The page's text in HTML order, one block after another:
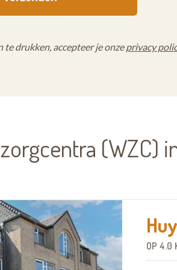
te drukken, accepteer je onzeprivacy
(WZC)
OP 4.0